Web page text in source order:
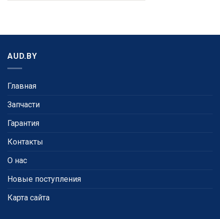
AUD.BY
Главная
Запчасти
Гарантия
Контакты
О нас
Новые поступления
Карта сайта